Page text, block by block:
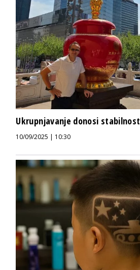
Ukrupnjavanje donosi stabilnost
10/09/2025 | 10:30